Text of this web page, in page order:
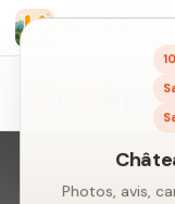
Lieux,